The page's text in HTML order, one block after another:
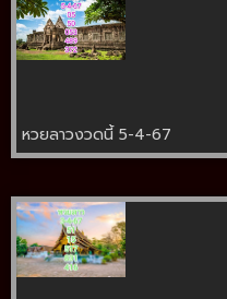
หวยลาวงวดนี้ 5-4-67